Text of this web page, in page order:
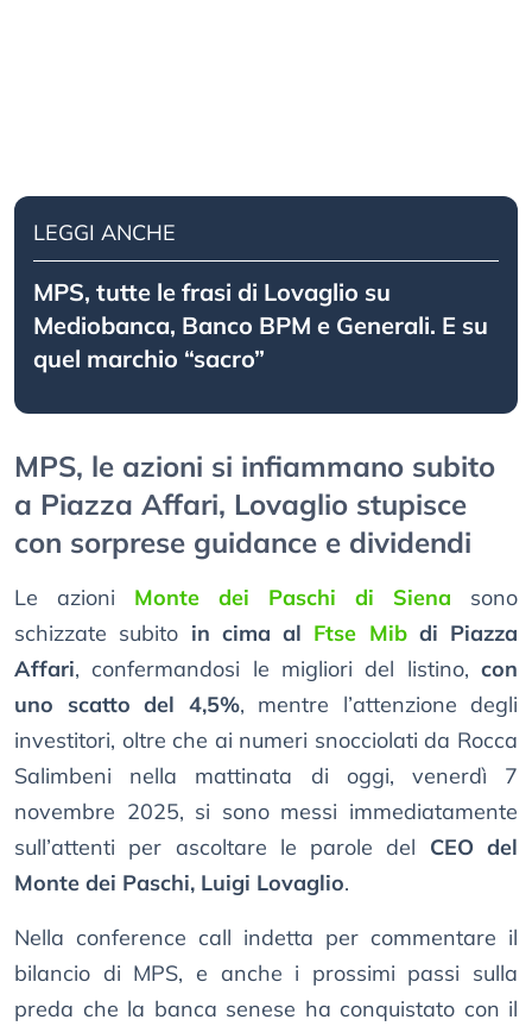
LEGGI ANCHE
MPS, tutte le frasi di Lovaglio su
Mediobanca, Banco BPM e Generali. E su
quel marchio “sacro”
MPS, le azioni si infiammano subito
a Piazza Affari, Lovaglio stupisce
con sorprese guidance e dividendi
Le azioni Monte dei Paschi di Siena sono
schizzate subito in cima al Ftse Mibdi Piazza
Affari, confermandosi le migliori del listino, con
uno scatto del 4,5%, mentre l’attenzione degli
investitori, oltre che ai numeri snocciolati da Rocca
Salimbeni nella mattinata di oggi, venerdì 7
novembre 2025, si sono messi immediatamente
sull’attenti per ascoltare le parole del CEO del
Monte dei Paschi, Luigi Lovaglio.
Nella conference call indetta per commentare il
bilancio di MPS, e anche i prossimi passi sulla
preda che la banca senese ha conquistato con il